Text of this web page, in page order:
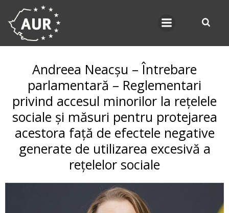
Andreea Neacșu – Întrebare
parlamentară – Reglementari
privind accesul minorilor la rețelele
sociale și măsuri pentru protejarea
acestora față de efectele negative
generate de utilizarea excesivă a
rețelelor sociale